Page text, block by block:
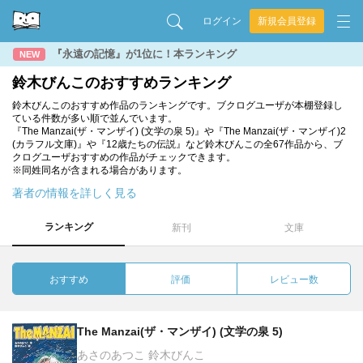
ログイン 新規会員登録
NEW 『永遠の記憶』が1位に！本ランキング
鈴木びんこのおすすめランキング
鈴木びんこのおすすめ作品のランキングです。ブクログユーザが本棚登録し
ている件数が多い順で並んでいます。
『The Manzai(ザ・マンザイ) (文学の泉 5)』や『The Manzai(ザ・マンザイ)2
(カラフル文庫)』や『12歳たちの伝説』など鈴木びんこの全67作品から、ブ
クログユーザおすすめの作品がチェックできます。
※同姓同名が含まれる場合があります。
著者の情報を詳しく見る
ランキング 新刊 文庫
おすすめ 評価 レビュー数
The Manzai(ザ・マンザイ) (文学の泉 5)
あさのあつこ 鈴木びんこ